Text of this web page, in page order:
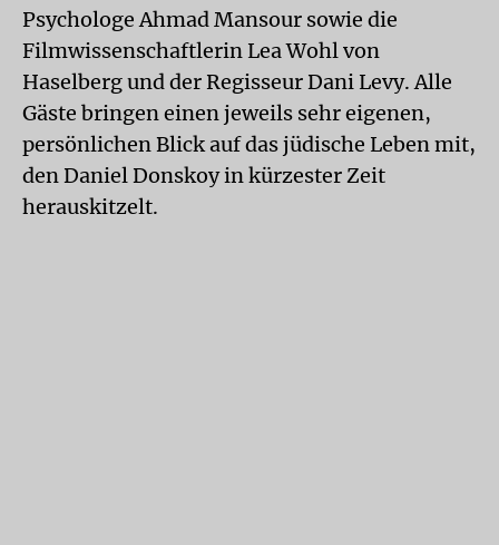
Psychologe Ahmad Mansour sowie die
Filmwissenschaftlerin Lea Wohl von
Haselberg und der Regisseur Dani Levy. Alle
Gäste bringen einen jeweils sehr eigenen,
persönlichen Blick auf das jüdische Leben mit,
den Daniel Donskoy in kürzester Zeit
herauskitzelt.